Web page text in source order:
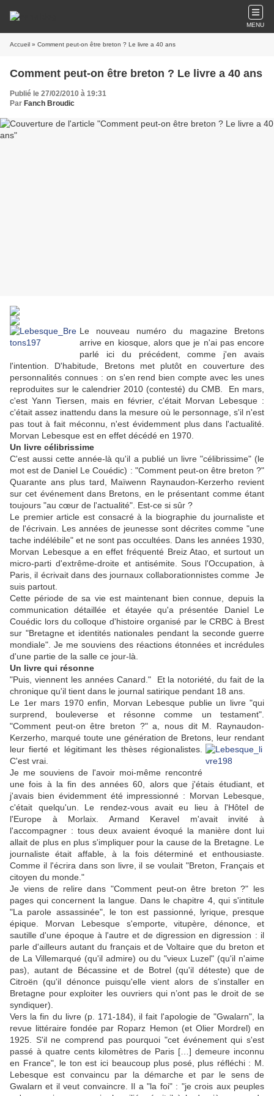
MENU
Accueil » Comment peut-on être breton ? Le livre a 40 ans
Comment peut-on être breton ? Le livre a 40 ans
Publié le 27/02/2010 à 19:31
Par Fanch Broudic
Le nouveau numéro du magazine Bretons
arrive en kiosque, alors que je n'ai pas encore
parlé ici du précédent, comme j'en avais
l'intention. D'habitude, Bretons met plutôt en couverture des
personnalités connues : on s'en rend bien compte avec les unes
reproduites sur le calendrier 2010 (contesté) du CMB. En mars,
c'est Yann Tiersen, mais en février, c'était Morvan Lebesque :
c'était assez inattendu dans la mesure où le personnage, s'il n'est
pas tout à fait méconnu, n'est évidemment plus dans l'actualité.
Morvan Lebesque est en effet décédé en 1970.
Un livre célibrissime
C'est aussi cette année-là qu'il a publié un livre "célibrissime" (le
mot est de Daniel Le Couédic) : "Comment peut-on être breton ?"
Quarante ans plus tard, Maïwenn Raynaudon-Kerzerho revient
sur cet événement dans Bretons, en le présentant comme étant
toujours "au cœur de l'actualité". Est-ce si sûr ?
Le premier article est consacré à la biographie du journaliste et
de l'écrivain. Les années de jeunesse sont décrites comme "une
tache indélébile" et ne sont pas occultées. Dans les années 1930,
Morvan Lebesque a en effet fréquenté Breiz Atao, et surtout un
micro-parti d'extrême-droite et antisémite. Sous l'Occupation, à
Paris, il écrivait dans des journaux collaborationnistes comme Je
suis partout.
Cette période de sa vie est maintenant bien connue, depuis la
communication détaillée et étayée qu'a présentée Daniel Le
Couédic lors du colloque d'histoire organisé par le CRBC à Brest
sur "Bretagne et identités nationales pendant la seconde guerre
mondiale". Je me souviens des réactions étonnées et incrédules
d'une partie de la salle ce jour-là.
Un livre qui résonne
"Puis, viennent les années Canard." Et la notoriété, du fait de la
chronique qu'il tient dans le journal satirique pendant 18 ans.
Le 1er mars 1970 enfin, Morvan Lebesque publie un livre "qui
surprend, bouleverse et résonne comme un testament".
"Comment peut-on être breton ?" a, nous dit M. Raynaudon-
Kerzerho, marqué toute une génération de Bretons, leur rendant
leur fierté et légitimant les thèses régionalistes.
C'est vrai.
Je me souviens de l'avoir moi-même rencontré
une fois à la fin des années 60, alors que j'étais étudiant, et
j'avais bien évidemment été impressionné : Morvan Lebesque,
c'était quelqu'un. Le rendez-vous avait eu lieu à l'Hôtel de
l'Europe à Morlaix. Armand Keravel m'avait invité à
l'accompagner : tous deux avaient évoqué la manière dont lui
allait de plus en plus s'impliquer pour la cause de la Bretagne. Le
journaliste était affable, à la fois déterminé et enthousiaste.
Comme il l'écrira dans son livre, il se voulait "Breton, Français et
citoyen du monde."
Je viens de relire dans "Comment peut-on être breton ?" les
pages qui concernent la langue. Dans le chapitre 4, qui s'intitule
"La parole assassinée", le ton est passionné, lyrique, presque
épique. Morvan Lebesque s'emporte, vitupère, dénonce, et
sautille d'une époque à l'autre et de digression en digression : il
parle d'ailleurs autant du français et de Voltaire que du breton et
de La Villemarqué (qu'il admire) ou du "vieux Luzel" (qu'il n'aime
pas), autant de Bécassine et de Botrel (qu'il déteste) que de
Citroën (qu'il dénonce puisqu'elle vient alors de s'installer en
Bretagne pour exploiter les ouvriers qui n’ont pas le droit de se
syndiquer).
Vers la fin du livre (p. 171-184), il fait l'apologie de "Gwalarn", la
revue littéraire fondée par Roparz Hemon (et Olier Mordrel) en
1925. S'il ne comprend pas pourquoi "cet événement qui s'est
passé à quatre cents kilomètres de Paris […] demeure inconnu
en France", le ton est ici beaucoup plus posé, plus réfléchi : M.
Lebesque est convaincu par la démarche et par le sens de
Gwalarn et il veut convaincre. Il a "la foi" : "je crois aux peuples